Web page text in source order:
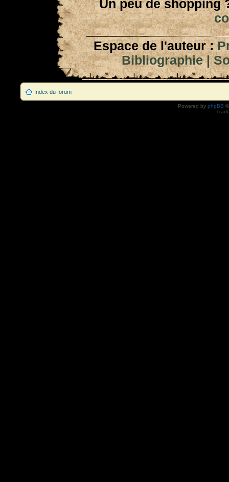
Un peu de shopping
Espace de l'auteur :
Bibliographie|
Index du forum
Powered by phpBB